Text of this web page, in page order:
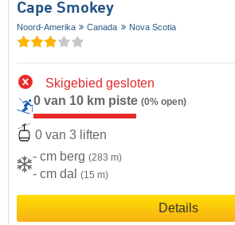
Cape Smokey
Noord-Amerika Canada Nova Scotia
Skigebied gesloten
0 van 10 km piste (0% open)
0 van 3 liften
- cm berg (283 m)
- cm dal (15 m)
Details